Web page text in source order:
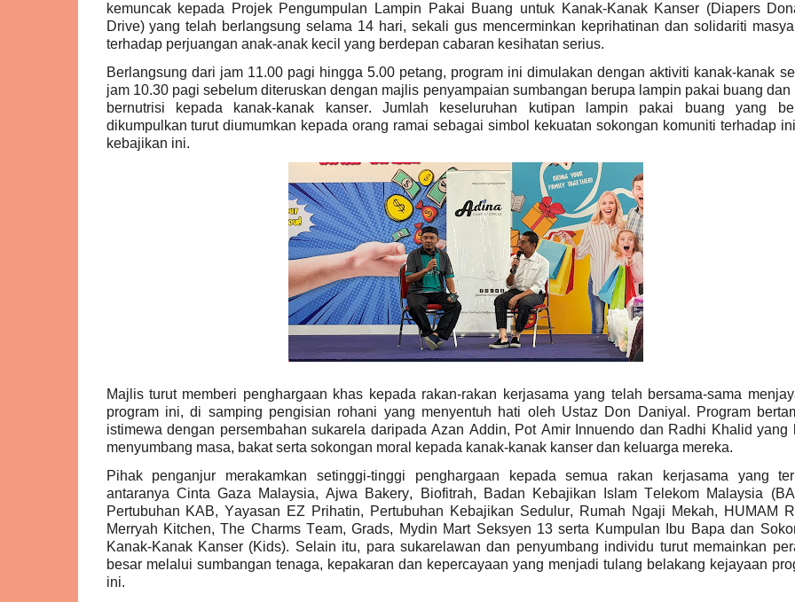
kemuncak kepada Projek Pengumpulan Lampin Pakai Buang untuk Kanak-Kanak Kanser (Diapers
Drive) yang telah berlangsung selama 14 hari, sekali gus mencerminkan keprihatinan dan solidariti
terhadap perjuangan anak-anak kecil yang berdepan cabaran kesihatan serius.
Berlangsung dari jam 11.00 pagi hingga 5.00 petang, program ini dimulakan dengan aktiviti kanak-kanak
jam 10.30 pagi sebelum diteruskan dengan majlis penyampaian sumbangan berupa lampin pakai buang dan
bernutrisi kepada kanak-kanak kanser. Jumlah keseluruhan kutipan lampin pakai buang yang
dikumpulkan turut diumumkan kepada orang ramai sebagai simbol kekuatan sokongan komuniti terhadap
kebajikan ini.
Majlis turut memberi penghargaan khas kepada rakan-rakan kerjasama yang telah bersama-sama
program ini, di samping pengisian rohani yang menyentuh hati oleh Ustaz Don Daniyal. Program
istimewa dengan persembahan sukarela daripada Azan Addin, Pot Amir Innuendo dan Radhi Khalid yang
menyumbang masa, bakat serta sokongan moral kepada kanak-kanak kanser dan keluarga mereka.
Pihak penganjur merakamkan setinggi-tinggi penghargaan kepada semua rakan kerjasama yang
antaranya Cinta Gaza Malaysia, Ajwa Bakery, Biofitrah, Badan Kebajikan Islam Telekom Malaysia
Pertubuhan KAB, Yayasan EZ Prihatin, Pertubuhan Kebajikan Sedulur, Rumah Ngaji Mekah, HUMAM
Merryah Kitchen, The Charms Team, Grads, Mydin Mart Seksyen 13 serta Kumpulan Ibu Bapa dan
Kanak-Kanak Kanser (Kids). Selain itu, para sukarelawan dan penyumbang individu turut memainkan
besar melalui sumbangan tenaga, kepakaran dan kepercayaan yang menjadi tulang belakang kejayaan
ini.